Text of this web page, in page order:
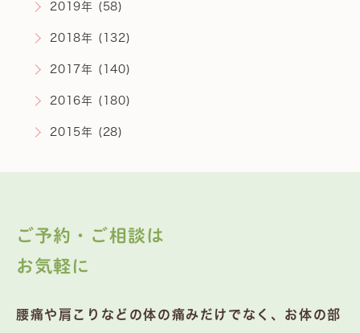
2019年 (58)
2018年 (132)
2017年 (140)
2016年 (180)
2015年 (28)
ご予約・ご相談は
お気軽に
腰痛や肩こりなどの体の痛みだけでなく、お体の部